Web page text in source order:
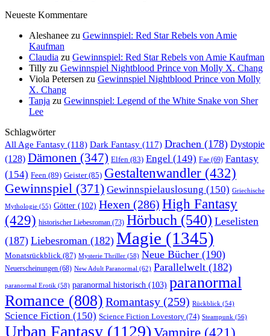
Neueste Kommentare
Aleshanee zu Gewinnspiel: Red Star Rebels von Amie
Kaufman
Claudia zu Gewinnspiel: Red Star Rebels von Amie Kaufman
Tilly zu Gewinnspiel Nightblood Prince von Molly X. Chang
Viola Petersen zu Gewinnspiel Nightblood Prince von Molly
X. Chang
Tanja zu Gewinnspiel: Legend of the White Snake von Sher
Lee
Schlagwörter
All Age Fantasy (118) Dark Fantasy (117) Drachen (178) Dystopie
(128) Dämonen (347) Elfen (83) Engel (149) Fae (69) Fantasy
(154) Feen (89) Geister(85) Gestaltenwandler (432)
Gewinnspiel (371) Gewinnspielauslosung (150) Griechische
Mythologie (55) Götter (102) Hexen (286) High Fantasy
(429) historischer Liebesroman (73) Hörbuch (540) Leselisten
(187) Liebesroman (182) Magie (1345)
Monatsrückblick (87) Mysterie Thriller (58) Neue Bücher (190)
Neuerscheinungen (68) New Adult Paranormal (62) Parallelwelt (182)
paranormal Erotik (58) paranormal historisch (103) paranormal
Romance (808) Romantasy (259) Rückblick (54)
Science Fiction (150) Science Fiction Lovestory (74) Steampunk (56)
Urban Fantasy (1129) Vampire (421)